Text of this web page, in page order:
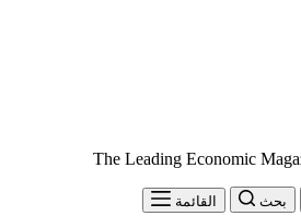
The Leading Economic
بحث القائمة